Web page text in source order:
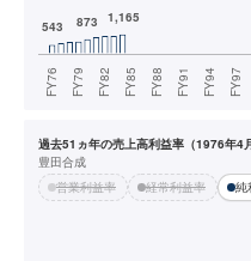
過去51ヵ年の売上高利益率（1976年4
豊田合成
営業利益率
経常利益率 純